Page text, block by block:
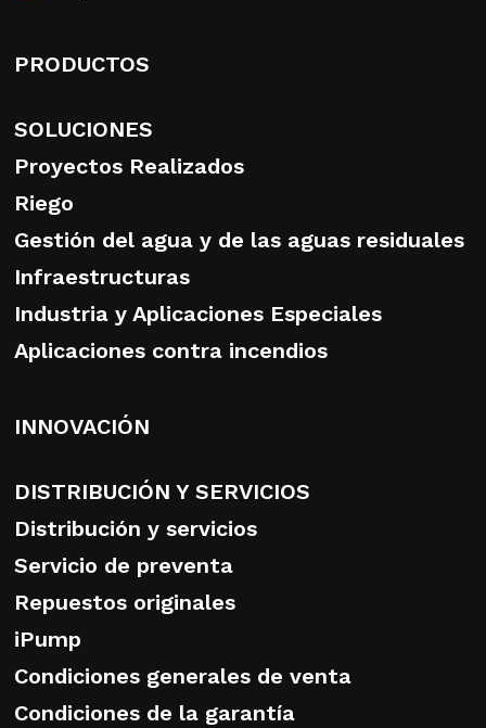
PRODUCTOS
SOLUCIONES
Proyectos Realizados
Riego
Gestión del agua y de las aguas residuales
Infraestructuras
Industria y Aplicaciones Especiales
Aplicaciones contra incendios
INNOVACIÓN
DISTRIBUCIÓN Y SERVICIOS
Distribución y servicios
Servicio de preventa
Repuestos originales
iPump
Condiciones generales de venta
Condiciones de la garantía